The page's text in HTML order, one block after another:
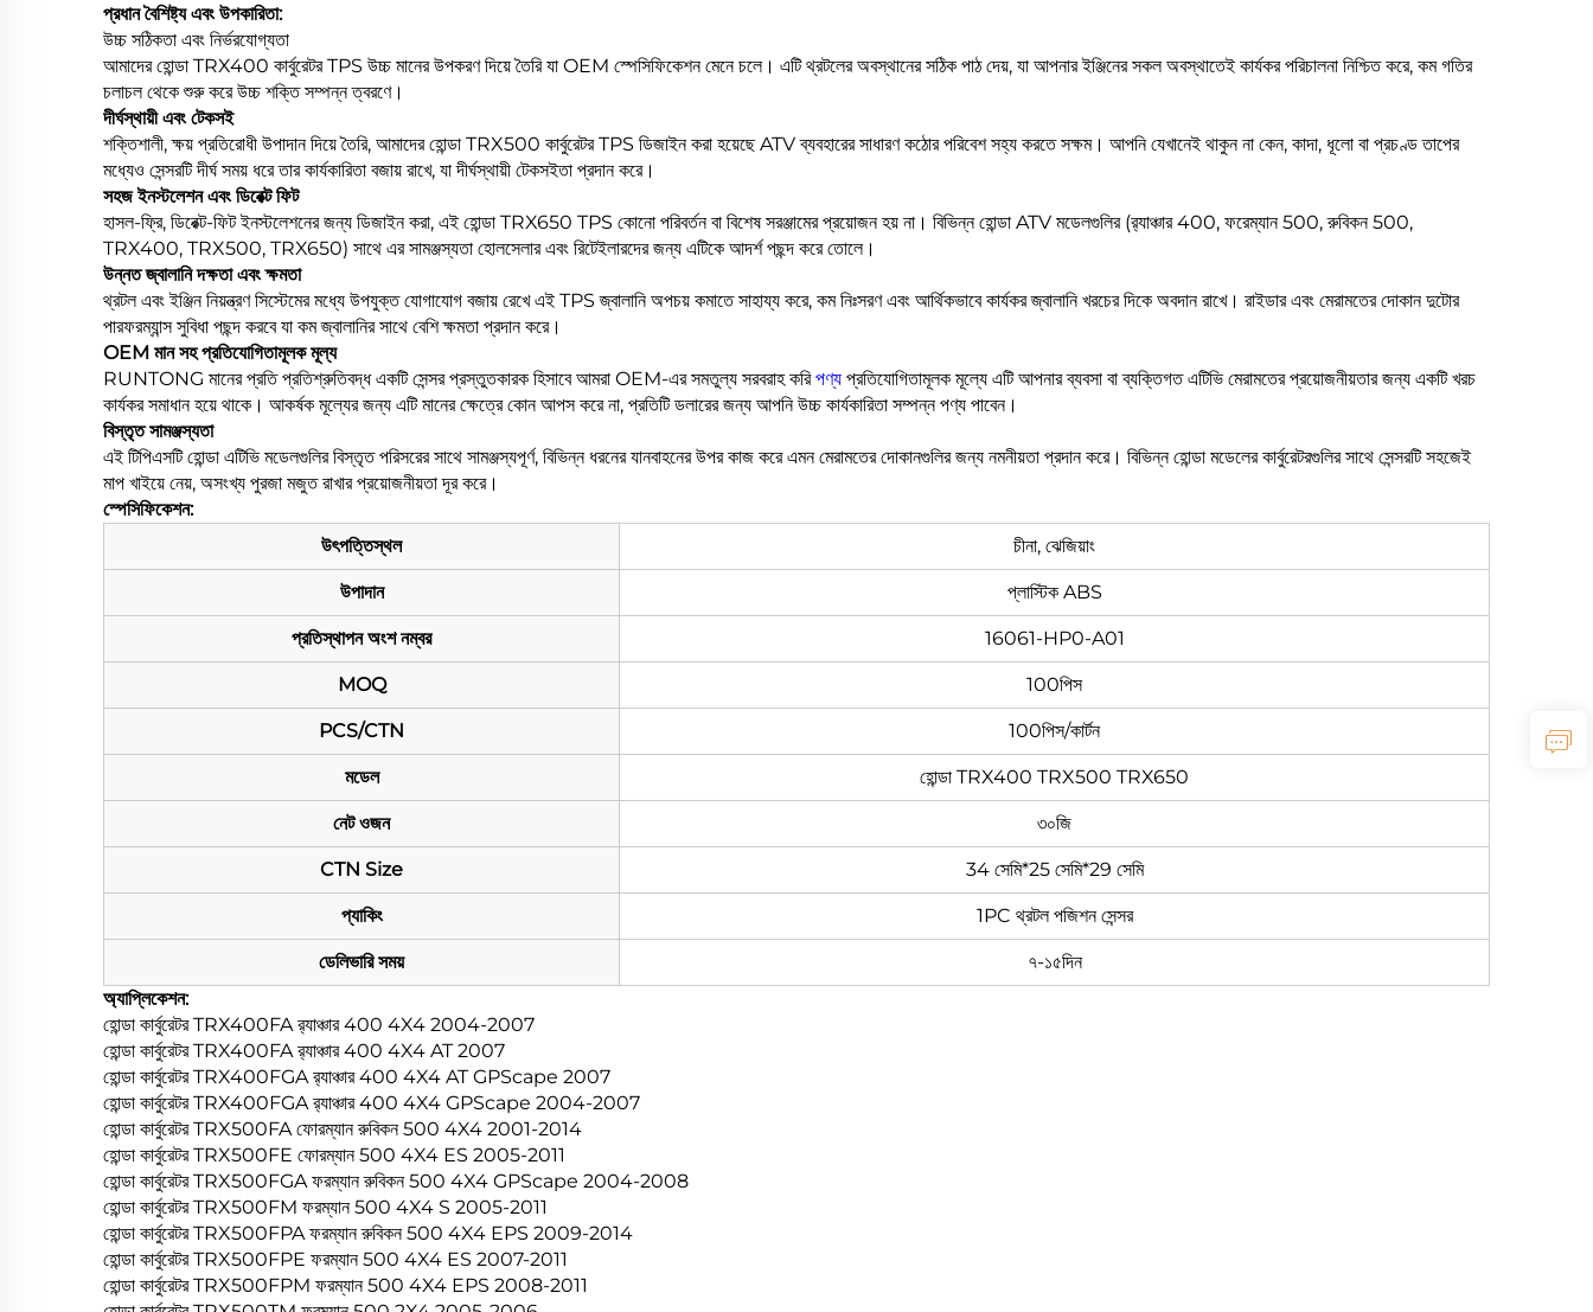
প্রধান বৈশিষ্ট্য এবং উপকারিতা:
উচ্চ সঠিকতা এবং নির্ভরযোগ্যতা
আমাদের হোন্ডা TRX400 কার্বুরেটর TPS উচ্চ মানের উপকরণ দিয়ে তৈরি যা OEM স্পেসিফিকেশন মেনে চলে। এটি থ্রটলের অবস্থানের সঠিক পাঠ দেয়, যা আপনার ইঞ্জিনের সকল অবস্থাতেই কার্যকর পরিচালনা নিশ্চিত করে, কম গতির
চলাচল থেকে শুরু করে উচ্চ শক্তি সম্পন্ন ত্বরণে।
দীর্ঘস্থায়ী এবং টেকসই
শক্তিশালী, ক্ষয় প্রতিরোধী উপাদান দিয়ে তৈরি, আমাদের হোন্ডা TRX500 কার্বুরেটর TPS ডিজাইন করা হয়েছে ATV ব্যবহারের সাধারণ কঠোর পরিবেশ সহ্য করতে সক্ষম। আপনি যেখানেই থাকুন না কেন, কাদা, ধূলো বা প্রচণ্ড তাপের
মধ্যেও সেন্সরটি দীর্ঘ সময় ধরে তার কার্যকারিতা বজায় রাখে, যা দীর্ঘস্থায়ী টেকসইতা প্রদান করে।
সহজ ইনস্টলেশন এবং ডিরেক্ট ফিট
হাসল-ফ্রি, ডিরেক্ট-ফিট ইনস্টলেশনের জন্য ডিজাইন করা, এই হোন্ডা TRX650 TPS কোনো পরিবর্তন বা বিশেষ সরঞ্জামের প্রয়োজন হয় না। বিভিন্ন হোন্ডা ATV মডেলগুলির (র‍্যাঞ্চার 400, ফরেম্যান 500, রুবিকন 500,
TRX400, TRX500, TRX650) সাথে এর সামঞ্জস্যতা হোলসেলার এবং রিটেইলারদের জন্য এটিকে আদর্শ পছন্দ করে তোলে।
উন্নত জ্বালানি দক্ষতা এবং ক্ষমতা
থ্রটল এবং ইঞ্জিন নিয়ন্ত্রণ সিস্টেমের মধ্যে উপযুক্ত যোগাযোগ বজায় রেখে এই TPS জ্বালানি অপচয় কমাতে সাহায্য করে, কম নিঃসরণ এবং আর্থিকভাবে কার্যকর জ্বালানি খরচের দিকে অবদান রাখে। রাইডার এবং মেরামতের দোকান দুটোর
পারফরম্যান্স সুবিধা পছন্দ করবে যা কম জ্বালানির সাথে বেশি ক্ষমতা প্রদান করে।
OEM মান সহ প্রতিযোগিতামূলক মূল্য
RUNTONG মানের প্রতি প্রতিশ্রুতিবদ্ধ একটি সেন্সর প্রস্তুতকারক হিসাবে আমরা OEM-এর সমতুল্য সরবরাহ করিপণ্য প্রতিযোগিতামূলক মূল্যে এটি আপনার ব্যবসা বা ব্যক্তিগত এটিভি মেরামতের প্রয়োজনীয়তার জন্য একটি খরচ
কার্যকর সমাধান হয়ে থাকে। আকর্ষক মূল্যের জন্য এটি মানের ক্ষেত্রে কোন আপস করে না, প্রতিটি ডলারের জন্য আপনি উচ্চ কার্যকারিতা সম্পন্ন পণ্য পাবেন।
বিস্তৃত সামঞ্জস্যতা
এই টিপিএসটি হোন্ডা এটিভি মডেলগুলির বিস্তৃত পরিসরের সাথে সামঞ্জস্যপূর্ণ, বিভিন্ন ধরনের যানবাহনের উপর কাজ করে এমন মেরামতের দোকানগুলির জন্য নমনীয়তা প্রদান করে। বিভিন্ন হোন্ডা মডেলের কার্বুরেটরগুলির সাথে সেন্সরটি সহজেই
মাপ খাইয়ে নেয়, অসংখ্য পুরজা মজুত রাখার প্রয়োজনীয়তা দূর করে।
স্পেসিফিকেশন:
উৎপত্তিস্থল
চীনা, ঝেজিয়াং
উপাদান প্লাস্টিক ABS
প্রতিস্থাপন অংশ নম্বর 16061-HP0-A01
MOQ 100পিস
PCS/CTN 100পিস/কার্টন
মডেল হোন্ডা TRX400 TRX500 TRX650
নেট ওজন ৩০জি
CTN Size 34 সেমি*25 সেমি*29 সেমি
প্যাকিং 1PC থ্রটল পজিশন সেন্সর
ডেলিভারি সময়
৭-১৫দিন
অ্যাপ্লিকেশন:
হোন্ডা কার্বুরেটর TRX400FA র‍্যাঞ্চার 400 4X4 2004-2007
হোন্ডা কার্বুরেটর TRX400FA র‍্যাঞ্চার 400 4X4 AT 2007
হোন্ডা কার্বুরেটর TRX400FGA র‍্যাঞ্চার 400 4X4 AT GPScape 2007
হোন্ডা কার্বুরেটর TRX400FGA র‍্যাঞ্চার 400 4X4 GPScape 2004-2007
হোন্ডা কার্বুরেটর TRX500FA ফোরম্যান রুবিকন 500 4X4 2001-2014
হোন্ডা কার্বুরেটর TRX500FE ফোরম্যান 500 4X4 ES 2005-2011
হোন্ডা কার্বুরেটর TRX500FGA ফরম্যান রুবিকন 500 4X4 GPScape 2004-2008
হোন্ডা কার্বুরেটর TRX500FM ফরম্যান 500 4X4 S 2005-2011
হোন্ডা কার্বুরেটর TRX500FPA ফরম্যান রুবিকন 500 4X4 EPS 2009-2014
হোন্ডা কার্বুরেটর TRX500FPE ফরম্যান 500 4X4 ES 2007-2011
হোন্ডা কার্বুরেটর TRX500FPM ফরম্যান 500 4X4 EPS 2008-2011